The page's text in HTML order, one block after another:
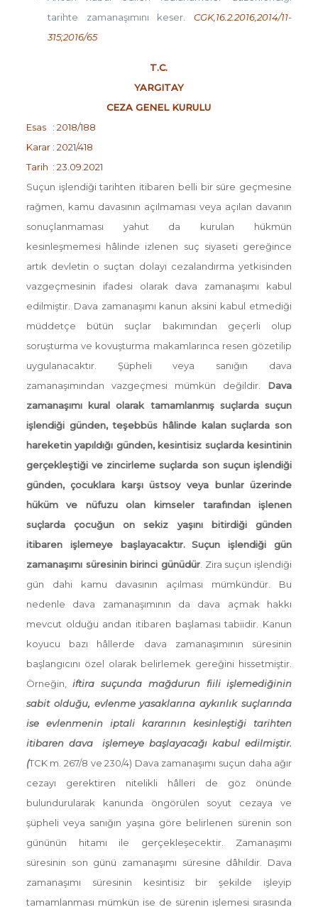
tarihte zamanaşımını keser.CGK,16.2.2016,2014/11-
315;2016/65
T.C.
YARGITAY
CEZA GENEL KURULU
Esas : 2018/188
Karar : 2021/418
Tarih : 23.09.2021
Suçun işlendiği tarihten itibaren belli bir süre geçmesine
rağmen, kamu davasının açılmaması veya açılan davanın
sonuçlanmaması yahut da kurulan hükmün
kesinleşmemesi hâlinde izlenen suç siyaseti gereğince
artık devletin o suçtan dolayı cezalandırma yetkisinden
vazgeçmesinin ifadesi olarak dava zamanaşımı kabul
edilmiştir. Dava zamanaşımı kanun aksini kabul etmediği
müddetçe bütün suçlar bakımından geçerli olup
soruşturma ve kovuşturma makamlarınca resen gözetilip
uygulanacaktır. Şüpheli veya sanığın dava
zamanaşımından vazgeçmesi mümkün değildir. Dava
zamanaşımı kural olarak tamamlanmış suçlarda suçun
işlendiği günden, teşebbüs hâlinde kalan suçlarda son
hareketin yapıldığı günden, kesintisiz suçlarda kesintinin
gerçekleştiği ve zincirleme suçlarda son suçun işlendiği
günden, çocuklara karşı üstsoy veya bunlar üzerinde
hüküm ve nüfuzu olan kimseler tarafından işlenen
suçlarda çocuğun on sekiz yaşını bitirdiği günden
itibaren işlemeye başlayacaktır.
Suçun işlendiği gün
zamanaşımı süresinin birinci günüdür. Zira suçun işlendiği
gün dahi kamu davasının açılması mümkündür. Bu
nedenle dava zamanaşımının da dava açmak hakkı
mevcut olduğu andan itibaren başlaması tabiidir. Kanun
koyucu bazı hâllerde dava zamanaşımının süresinin
başlangıcını özel olarak belirlemek gereğini hissetmiştir.
Örneğin,iftira suçunda mağdurun fiili işlemediğinin
sabit olduğu, evlenme yasaklarına aykırılık suçlarında
ise evlenmenin iptali kararının kesinleştiği tarihten
itibaren dava işlemeye başlayacağı kabul edilmiştir.
(TCK m. 267/8 ve 230/4) Dava zamanaşımı suçun daha ağır
cezayı gerektiren nitelikli hâlleri de göz önünde
bulundurularak kanunda öngörülen soyut cezaya ve
şüpheli veya sanığın yaşına göre belirlenen sürenin son
gününün hitamı ile gerçekleşecektir. Zamanaşımı
süresinin son günü zamanaşımı süresine dâhildir. Dava
zamanaşımı süresinin kesintisiz bir şekilde işleyip
tamamlanması mümkün ise de sürenin işlemesi sırasında